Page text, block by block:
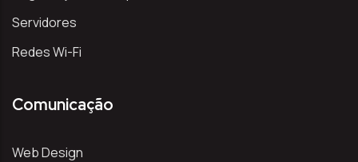
Servidores
Redes Wi-Fi
Comunicação
Web Design